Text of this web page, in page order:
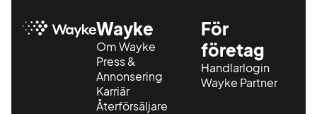
Wayke
Om Wayke
Press &
Annonsering
Karriär
Återförsäljare
För
företag
Handlarlogin
Wayke Partner